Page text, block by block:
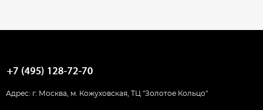
Адрес: г. Москва, м. Кожуховская, ТЦ "Золотое Кольцо"